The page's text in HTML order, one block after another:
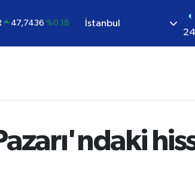
47,7436 %0.18
55,2510 %0.32
64.960,21
İstanbul
24